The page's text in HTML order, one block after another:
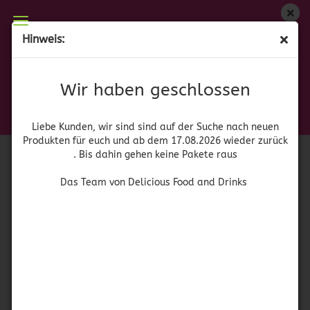
Hinweis:
Wir haben geschlossen
Liebe Kunden, wir sind sind auf der Suche nach neuen
Produkten für euch und ab dem 17.08.2026 wieder zurück
. Bis dahin gehen keine Pakete raus
Das Team von Delicious Food and Drinks
Wir haben geschlossen
zurück. Bis dahin gehen keine Pakete raus
Das Team von Delicious Food and Drinks
41796)